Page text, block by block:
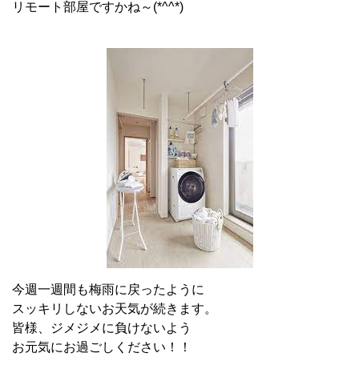
リモート部屋ですかね～(*^^*)
今週一週間も梅雨に戻ったように
スッキリしないお天気が続きます。
皆様、ジメジメに負けないよう
お元気にお過ごしください！！